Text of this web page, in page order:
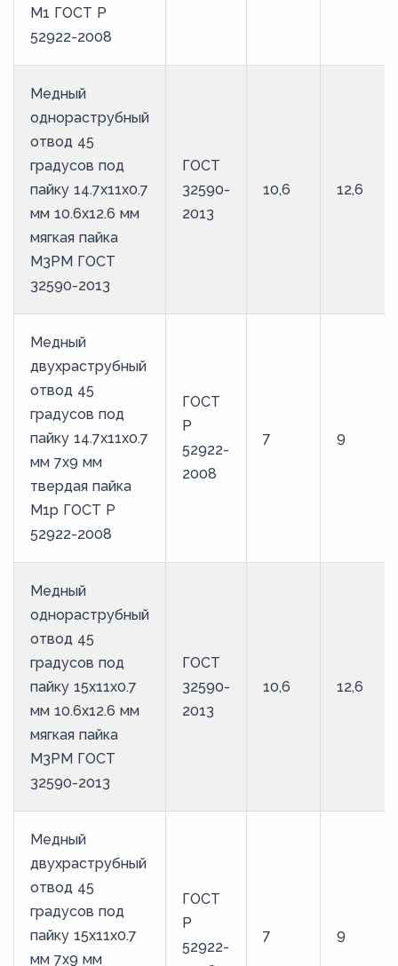
М1 ГОСТ Р
52922-2008
Медный
однораструбный
отвод 45
градусов под
пайку 14.7х11х0.7
мм 10.6х12.6 мм
мягкая пайка
М3РМ ГОСТ
32590-2013
ГОСТ
32590-
2013
10,6 12,6
Медный
двухраструбный
отвод 45
градусов под
пайку 14.7х11х0.7
мм 7х9 мм
твердая пайка
М1р ГОСТ Р
52922-2008
ГОСТ
Р
52922-
2008
7 9
Медный
однораструбный
отвод 45
градусов под
пайку 15х11х0.7
мм 10.6х12.6 мм
мягкая пайка
М3РМ ГОСТ
32590-2013
ГОСТ
32590-
2013
10,6 12,6
Медный
двухраструбный
отвод 45
градусов под
пайку 15х11х0.7
мм 7х9 мм
ГОСТ
Р
52922-
7 9